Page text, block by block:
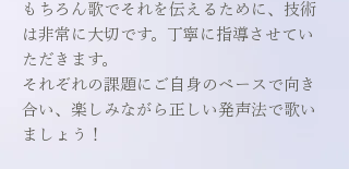
もちろん歌でそれを伝えるために、技術
は非常に大切です。丁寧に指導させてい
ただきます。
それぞれの課題にご自身のペースで向き
合い、楽しみながら正しい発声法で歌い
ましょう！